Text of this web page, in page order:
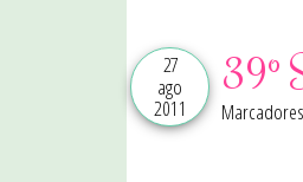
27
ago
2011
39º